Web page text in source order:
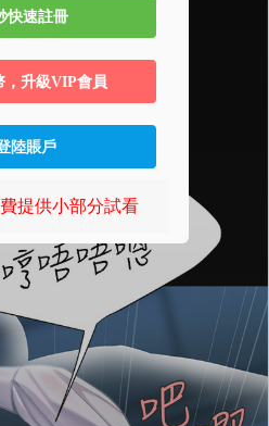
快速註冊
，升級VIP會員
陸賬戶
提供小部分試看